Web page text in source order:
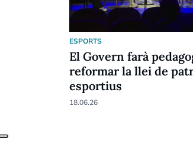
ESPORTS
El Govern farà
reformar la llei de
esportius
18.06.26